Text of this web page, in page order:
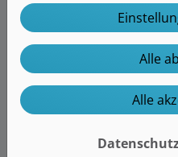
Hausnr.
Alle
Alle